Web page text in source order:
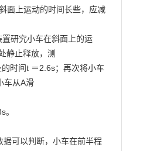
面上运动的时间长些，应减
研究小车在斜面上的运
静止释放，测
时间t ＝2.6s；再次将小车
车从A滑
。
据可以判断，小车在前半程